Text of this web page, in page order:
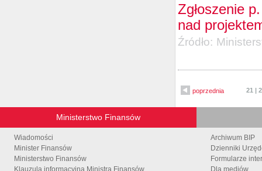
Zgłoszenie
nad
Źródło:
poprzednia 21 |
Ministerstwo Finansów
Wiadomości
Minister Finansów
Ministerstwo Finansów
Klauzula informacyjna Ministra Finansów
Archiwum BIP
Dzienniki
Formularze
Dla mediów